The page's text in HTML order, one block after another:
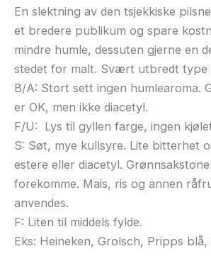
En slektning av den tsjekkiske
et bredere publikum og spare
mindre humle, dessuten gjerne en
stedet for malt. Svært utbredt type
B/A: Stort sett ingen humlearoma.
er OK, men ikke diacetyl.
F/U: Lys til gyllen farge, ingen
S: Søt, mye kullsyre. Lite bitterhet
estere eller diacetyl.
forekomme. Mais, ris og annen
anvendes.
F: Liten til middels fylde.
Eks: Heineken, Grolsch, Pripps